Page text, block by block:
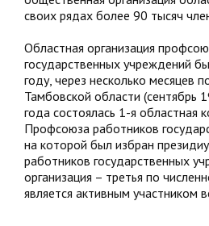
своих рядах более 90 тысяч
Областная организация
государственных учреждений
году, через несколько месяцев
Тамбовской области (сентябрь
года состоялась 1-я областная
Профсоюза работников
на которой был избран
работников государственных
организация – третья по
является активным участником